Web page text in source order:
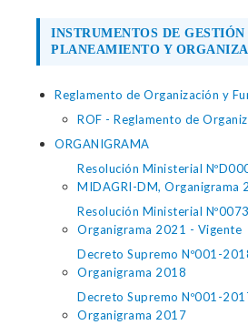
INSTRUMENTOS DE GESTIÓN
PLANEAMIENTO Y
Reglamento de Organización y
ROF - Reglamento de
ORGANIGRAMA
Resolución Ministerial
MIDAGRI-DM, Organigrama
Resolución Ministerial
Organigrama 2021 - Vigente
Decreto Supremo Nº001-
Organigrama 2018
Decreto Supremo Nº001-
Organigrama 2017